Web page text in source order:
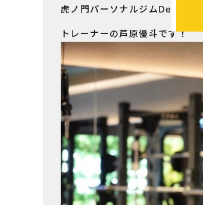
虎ノ門パーソナルジムDecision
トレーナーの芦原優斗です！